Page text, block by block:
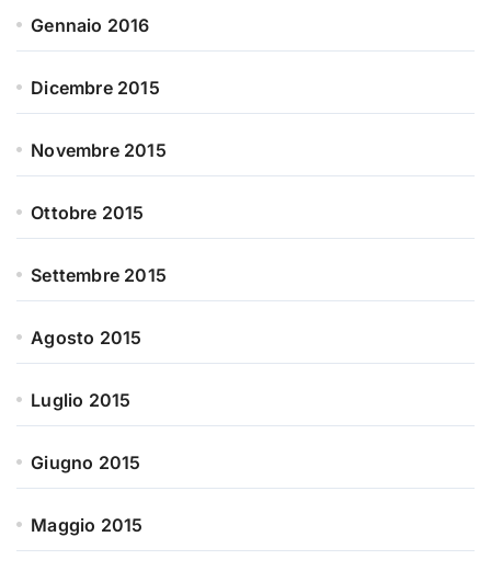
Gennaio 2016
Dicembre 2015
Novembre 2015
Ottobre 2015
Settembre 2015
Agosto 2015
Luglio 2015
Giugno 2015
Maggio 2015